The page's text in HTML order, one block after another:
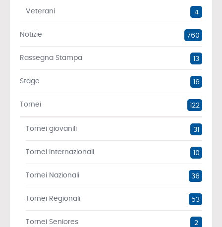
Veterani 4
Notizie 760
Rassegna Stampa 13
Stage 16
Tornei 122
Tornei giovanili 31
Tornei Internazionali 10
Tornei Nazionali 36
Tornei Regionali 53
Tornei Seniores 2